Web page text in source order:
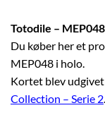
Totodile –
Du køber her et
MEP048 i holo.
Kortet blev
Collection – Serie 2.